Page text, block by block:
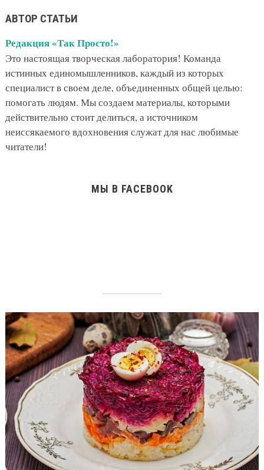
АВТОР СТАТЬИ
Редакция «Так Просто!»
Это настоящая творческая лаборатория! Команда
истинных единомышленников, каждый из которых
специалист в своем деле, объединенных общей целью:
помогать людям. Мы создаем материалы, которыми
действительно стоит делиться, а источником
неиссякаемого вдохновения служат для нас любимые
читатели!
МЫ В FACEBOOK